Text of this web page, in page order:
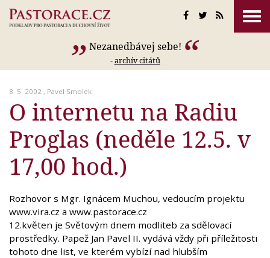
Nezanedbávej sebe!
-archív citátů
8. 5. 2002 , Pavel Smolek
O internetu na Radiu
Proglas (neděle 12.5. v
17,00 hod.)
Rozhovor s Mgr. Ignácem Muchou, vedoucím projektu
www.vira.cz a www.pastorace.cz
12.květen je Světovým dnem modliteb za sdělovací
prostředky. Papež Jan Pavel II. vydává vždy při příležitosti
tohoto dne list, ve kterém vybízí nad hlubším